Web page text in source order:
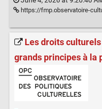
https://fmp.observatoire-culture.net/fmi/webd/
Les droits culturels
grands principes à la